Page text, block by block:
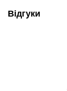
Відгуки